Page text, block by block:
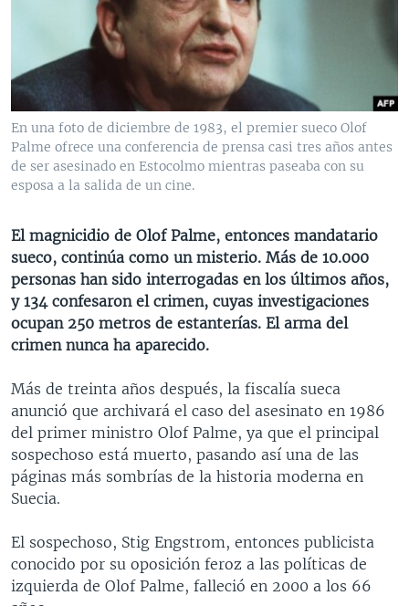
VENEZUELA
BRASIL
NICARAGUA
ECONOMÍA
ENTRETENIMIENTO Y CULTURA
DEPORTES
CIENCIA Y SALUD
VIDEOS
AUDIOS
PROGRAMAS TV
FORO INTERAMERICANO
VISIÓN 360
LAS CLAVES
RADIO
AVANCE INFORMATIVO
AUDIONOTICIAS
BUENOS DÍAS AMÉRICA
EL MUNDO AL DÍA [RADIO]
FORO [RADIO]
DEPORTIVO INTERNACIONAL
NOTA ECONÓMICA
DIRECT
DOCUMENTALES DE LA VOA
Learning English
SÍGANOS
Idiomas
En una foto de diciembre de 1983, el premier sueco Olof
Palme ofrece una conferencia de prensa casi tres años antes
de ser asesinado en Estocolmo mientras paseaba con su
esposa a la salida de un cine.
El magnicidio de Olof Palme, entonces mandatario
sueco, continúa como un misterio. Más de 10.000
personas han sido interrogadas en los últimos años,
y 134 confesaron el crimen, cuyas investigaciones
ocupan 250 metros de estanterías. El arma del
crimen nunca ha aparecido.
Más de treinta años después, la fiscalía sueca
anunció que archivará el caso del asesinato en 1986
del primer ministro Olof Palme, ya que el principal
sospechoso está muerto, pasando así una de las
páginas más sombrías de la historia moderna en
Suecia.
El sospechoso, Stig Engstrom, entonces publicista
conocido por su oposición feroz a las políticas de
izquierda de Olof Palme, falleció en 2000 a los 66